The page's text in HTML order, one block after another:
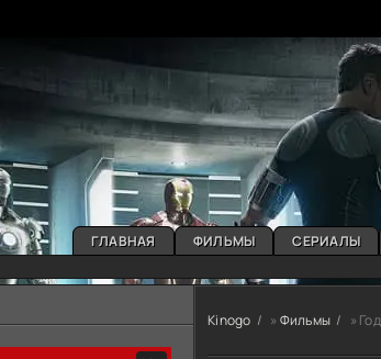
ГЛАВНАЯ ФИЛЬМЫ СЕРИАЛЫ
Kinogo » Фильмы »